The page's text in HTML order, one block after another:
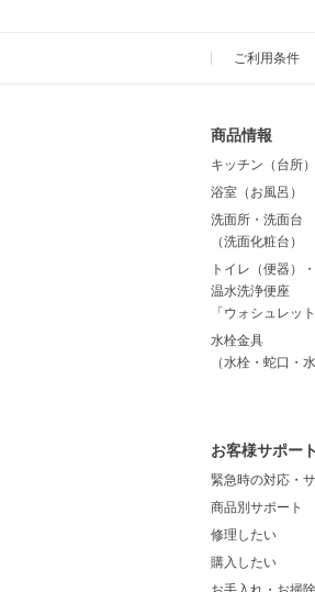
ご利用条件
商品情報
キッチン（台所）
浴室（お風呂）
洗面所・洗面台
（洗面化粧台）
トイレ（便器）・
温水洗浄便座
「ウォシュレット
水栓金具
（水栓・蛇口・水
お客様サポート
緊急時の対応・
商品別サポート
修理したい
購入したい